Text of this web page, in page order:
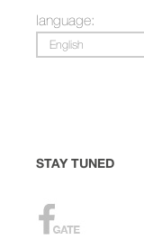
language:
English
STAY TUNED